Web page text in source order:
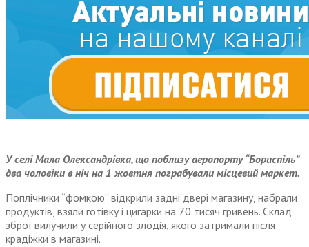
У селі Мала Олександрівка, що поблизу аеропорту “Бориспіль”
два чоловіки в ніч на 1 жовтня пограбували місцевий маркет.
Поплічники “фомкою” відкрили задні двері магазину, набрали
продуктів, взяли готівку і цигарки на 70 тисяч гривень. Склад
зброї вилучили у серійного злодія, якого затримали після
крадіжки в магазині.